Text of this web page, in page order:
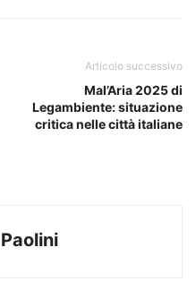
Articolo successivo
Mal’Aria 2025 di
Legambiente: situazione
critica nelle città italiane